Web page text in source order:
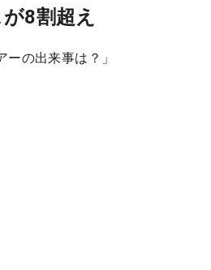
8割超え
の出来事は？」